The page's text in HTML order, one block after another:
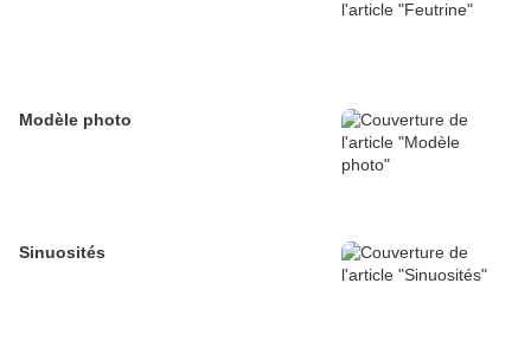
Modèle photo
Sinuosités